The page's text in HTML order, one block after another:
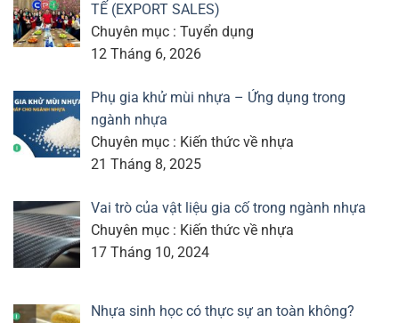
TẾ (EXPORT SALES)
Chuyên mục : Tuyển dụng
12 Tháng 6, 2026
Phụ gia khử mùi nhựa – Ứng dụng trong
ngành nhựa
Chuyên mục : Kiến thức về nhựa
21 Tháng 8, 2025
Vai trò của vật liệu gia cố trong ngành nhựa
Chuyên mục : Kiến thức về nhựa
17 Tháng 10, 2024
Nhựa sinh học có thực sự an toàn không?